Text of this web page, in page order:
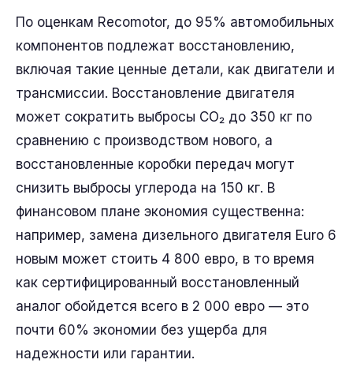
По оценкам Recomotor, до 95% автомобильных
компонентов подлежат восстановлению,
включая такие ценные детали, как двигатели и
трансмиссии. Восстановление двигателя
может сократить выбросы CO₂ до 350 кг по
сравнению с производством нового, а
восстановленные коробки передач могут
снизить выбросы углерода на 150 кг. В
финансовом плане экономия существенна:
например, замена дизельного двигателя Euro 6
новым может стоить 4 800 евро, в то время
как сертифицированный восстановленный
аналог обойдется всего в 2 000 евро — это
почти 60% экономии без ущерба для
надежности или гарантии.